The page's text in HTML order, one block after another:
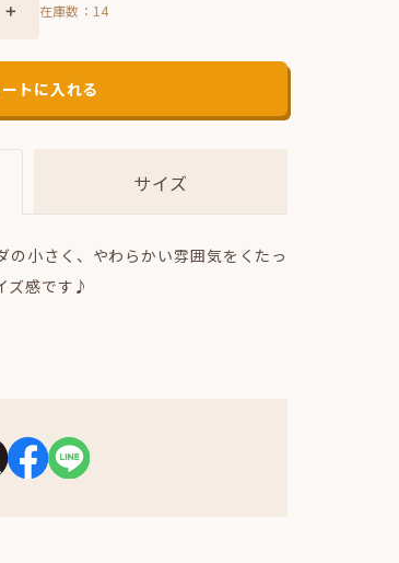
在庫数： 14
トに入れる
サイズ
の小さく、やわらかい雰囲気をくたっ
ズ感です♪